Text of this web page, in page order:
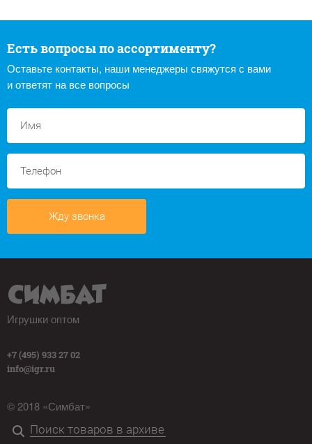
Есть вопросы по ассортименту?
Оставьте контакты, наши менеджеры свяжутся с вами
и ответят на все вопросы
Жду звонка
Игрушки оптом
+7 (495) 933 27 02
info@igr.ru
© 2018 «Симбат»